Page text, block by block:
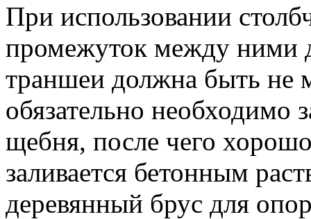
При использовании
промежуток между ними
траншеи должна быть
обязательно необходимо
щебня, после чего
заливается бетонным
деревянный брус для